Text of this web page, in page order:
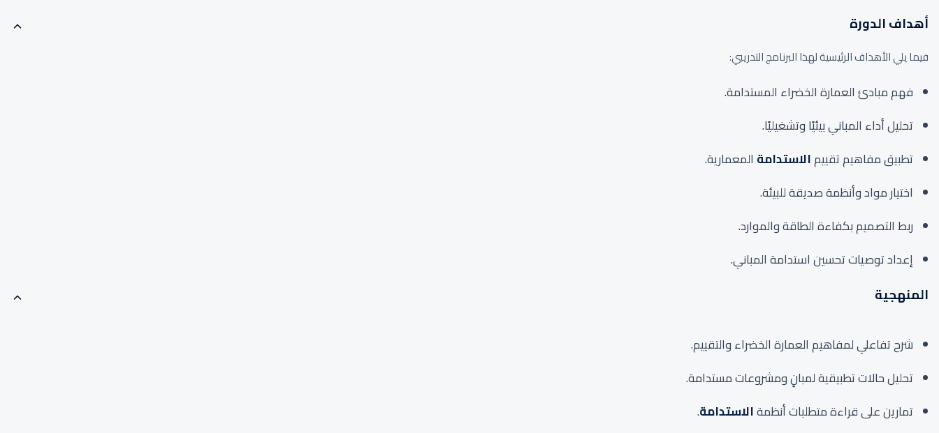
أهداف الدورة
فيما يلي الأهداف الرئيسية لهذا البرنامج التدريبي:
فهم مبادئ العمارة الخضراء المستدامة.
تحليل أداء المباني بيئيًا وتشغيليًا.
تطبيق مفاهيم تقييمالاستدامة المعمارية.
اختيار مواد وأنظمة صديقة للبيئة.
ربط التصميم بكفاءة الطاقة والموارد.
إعداد توصيات تحسين استدامة المباني.
المنهجية
شرح تفاعلي لمفاهيم العمارة الخضراء والتقييم.
تحليل حالات تطبيقية لمبانٍ ومشروعات مستدامة.
تمارين على قراءة متطلبات أنظمةالاستدامة.